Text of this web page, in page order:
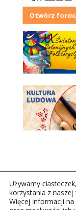
Otwórz
Używamy
korzystania z naszej
Więcej informacji